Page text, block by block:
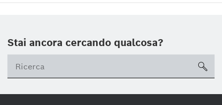
Stai ancora cercando qualcosa?